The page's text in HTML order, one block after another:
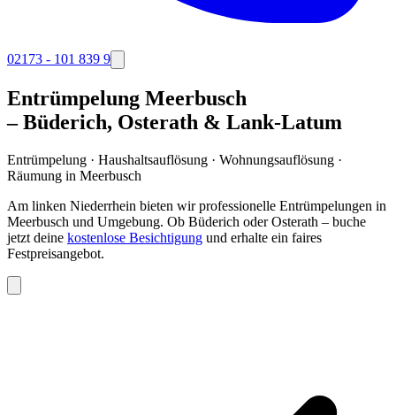
02173 - 101 839 9
Entrümpelung Meerbusch
– Büderich, Osterath & Lank-Latum
Entrümpelung · Haushaltsauflösung · Wohnungsauflösung ·
Räumung in Meerbusch
Am linken Niederrhein bieten wir professionelle Entrümpelungen in
Meerbusch und Umgebung. Ob Büderich oder Osterath – buche
jetzt deine kostenlose Besichtigung und erhalte ein faires
Festpreisangebot.